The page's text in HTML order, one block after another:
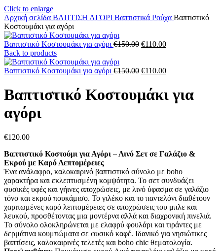
Click to enlarge
Αρχική σελίδα ΒΑΠΤΙΣΗ ΑΓΟΡΙ Βαπτιστικά Ρούχα Βαπτιστικό
Κοστουμάκι για αγόρι
Βαπτιστικό Κοστουμάκι για αγόρι €150.00 Original
€150.00.
€110.00Η
είναι:
Back to products
Βαπτιστικό Κοστουμάκι για αγόρι €150.00 Original
was:
€150.00.
€110.00Η
είναι:
€110.00.
Βαπτιστικό Κοστουμάκι για
αγόρι
€120.00
Βαπτιστικό Κοστούμι για Αγόρι – Λινό Σετ σε Γαλάζιο &
Εκρού με Καρό Λεπτομέρειες
Ένα ανάλαφρο, καλοκαιρινό βαπτιστικό σύνολο με boho
χαρακτήρα και εκλεπτυσμένη κομψότητα. Το σετ συνδυάζει
φυσικές υφές και γήινες αποχρώσεις, με λινό ύφασμα σε γαλάζιο
τόνο και εκρού πουκάμισο. Το γιλέκο και το παντελόνι διαθέτουν
χαριτωμένες καρό λεπτομέρειες σε αποχρώσεις του μπλε και
λευκού, προσθέτοντας μια μοντέρνα αλλά και διαχρονική πινελιά.
Το σύνολο ολοκληρώνεται με ελαφρύ φουλάρι και τιράντες με
δερμάτινα κουμπώματα σε φυσικό καφέ. Ιδανικό για νησιώτικες
βαπτίσεις, καλοκαιρινές τελετές και boho chic θεματολογία.